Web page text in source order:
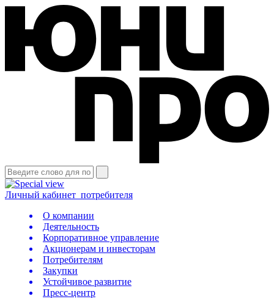
Личный кабинет потребителя
О компании
Деятельность
Корпоративное управление
Акционерам и инвесторам
Потребителям
Закупки
Устойчивое развитие
Пресс-центр